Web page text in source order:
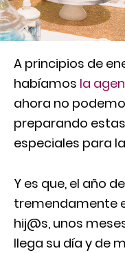
A principios de
habíamos la
ahora no
preparando
especiales para
Y es que, el año
tremendamente
hij@s, unos
llega su día y de